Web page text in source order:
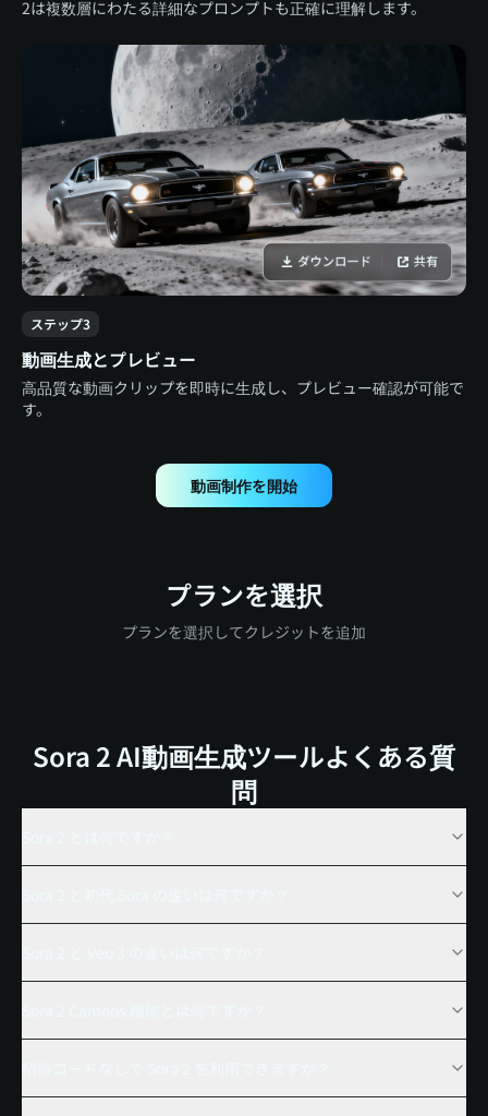
2は複数層にわたる詳細なプロンプトも正確に理解します。
ステップ3
動画生成とプレビュー
高品質な動画クリップを即時に生成し、プレビュー確認が可能で
す。
動画制作を開始
プランを選択
プランを選択してクレジットを追加
Sora 2 AI動画生成ツールよくある質
問